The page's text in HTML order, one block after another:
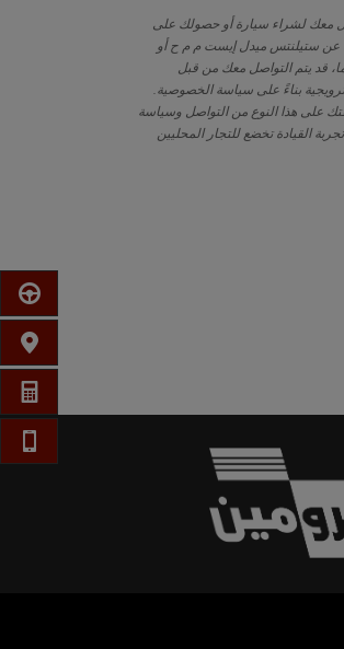
احجز
ابحث
احصل
معك لشراء سيارة أو حصولك على
عن ستيلنتس ميدل إيست م م ح أو
قد يتم التواصل معك من قبل
بناءً على سياسة الخصوصية.
على هذا النوع من التواصل وسياسة
القيادة تخضع للتجار المحليين